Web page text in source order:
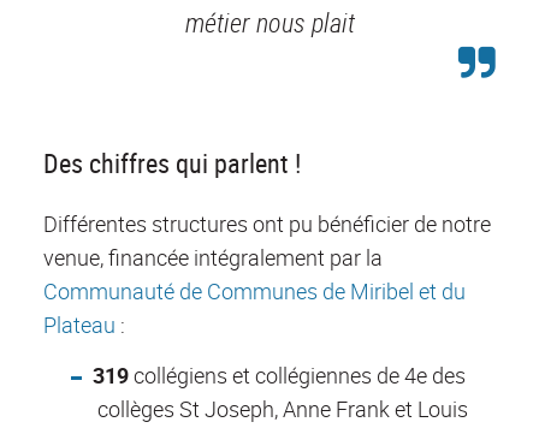
métier nous plait
Des chiffres qui parlent !
Différentes structures ont pu bénéficier de notre
venue, financée intégralement par la
Communauté de Communes de Miribel et du
Plateau :
319collégiens et collégiennes de 4edes
collèges St Joseph, Anne Frank et Louis